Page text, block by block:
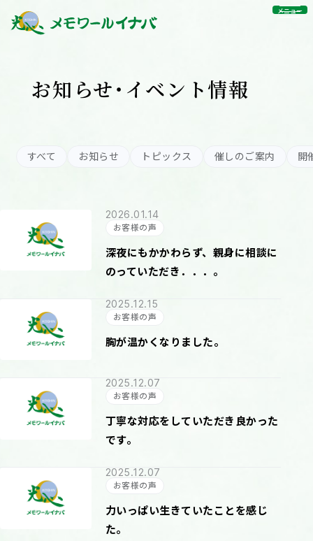
メニュー
お知らせ・イベント情報
すべて お知らせ トピックス 催しのご案内 開
2026.01.14
お客様の声
深夜にもかかわらず、親身に相談に
のっていただき．．．。
2025.12.15
お客様の声
胸が温かくなりました。
2025.12.07
お客様の声
丁寧な対応をしていただき良かった
です。
2025.12.07
お客様の声
力いっぱい生きていたことを感じ
た。